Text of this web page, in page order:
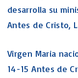
desarrolla su
Antes de Cristo,
Virgen Maria
14-15 Antes de